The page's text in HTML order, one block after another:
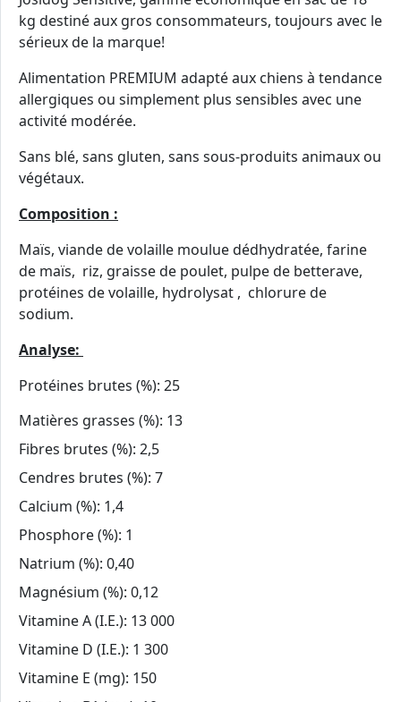
kg destiné aux gros consommateurs, toujours avec le
sérieux de la marque!
Alimentation PREMIUM adapté aux chiens à tendance
allergiques ou simplement plus sensibles avec une
activité modérée.
Sans blé, sans gluten, sans sous-produits animaux ou
végétaux.
Composition :
Maïs, viande de volaille moulue dédhydratée, farine
de maïs, riz, graisse de poulet, pulpe de betterave,
protéines de volaille, hydrolysat , chlorure de
sodium.
Analyse:
Protéines brutes (%): 25
Matières grasses (%): 13
Fibres brutes (%): 2,5
Cendres brutes (%): 7
Calcium (%): 1,4
Phosphore (%): 1
Natrium (%): 0,40
Magnésium (%): 0,12
Vitamine A (I.E.): 13 000
Vitamine D (I.E.): 1 300
Vitamine E (mg): 150